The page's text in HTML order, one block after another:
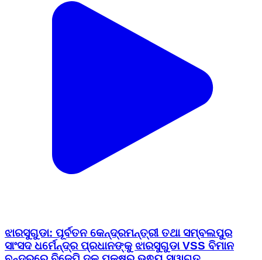
ଝାରସୁଗୁଡା: ପୂର୍ବତନ କେନ୍ଦ୍ରମନ୍ତ୍ରୀ ତଥା ସମ୍ବଲପୁର
ସାଂସଦ ଧର୍ମେନ୍ଦ୍ର ପ୍ରଧାନଙ୍କୁ ଝାରସୁଗୁଡା VSS ବିମାନ